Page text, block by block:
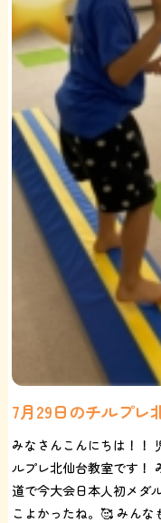
7月29日のチルプレ
みなさんこんにちは！！
ルプレ北仙台教室です！
道で今大会日本人初メダ
こよかったね。🥰 みんな